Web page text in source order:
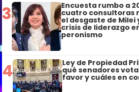
3 Encuesta rumbo a
cuatro consultoras
el desgaste de Milei
crisis de liderazgo
peronismo
4 Ley de Propiedad
qué senadores
favor y cuáles en